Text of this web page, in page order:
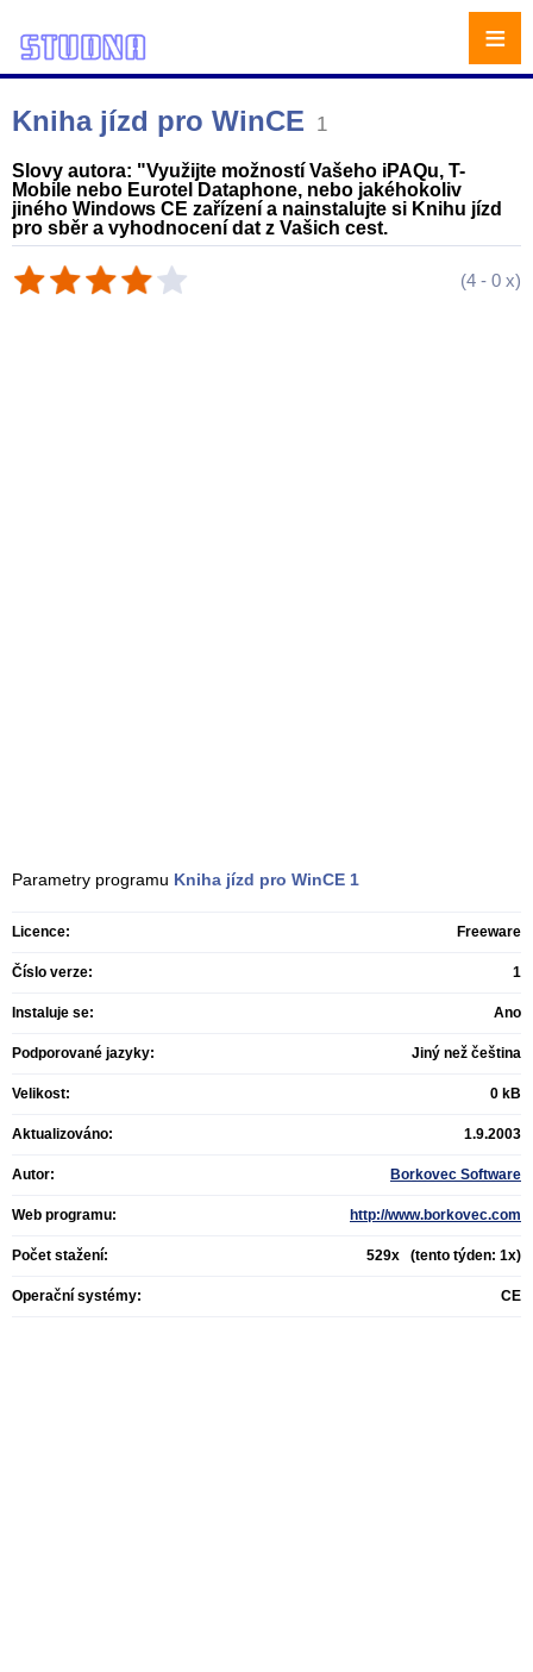
Kniha jízd pro WinCE 1
Slovy autora: "Využijte možností Vašeho iPAQu, T-
Mobile nebo Eurotel Dataphone, nebo jakéhokoliv
jiného Windows CE zařízení a nainstalujte si Knihu jízd
pro sběr a vyhodnocení dat z Vašich cest.
(4 - 0 x)
Parametry programu Kniha jízd pro WinCE 1
Licence: Freeware
Číslo verze: 1
Instaluje se: Ano
Podporované jazyky: Jiný než čeština
Velikost: 0 kB
Aktualizováno: 1.9.2003
Autor: Borkovec Software
Web programu: http://www.borkovec.com
Počet stažení: 529x (tento týden: 1x)
Operační systémy: CE
≡